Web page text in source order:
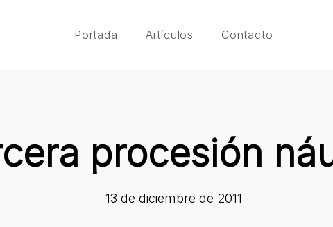
Portada Artículos Contacto
procesión
13 de diciembre de 2011